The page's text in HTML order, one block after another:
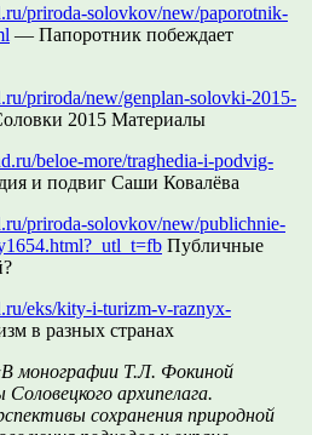
priroda-solovkov/new/paporotnik-
— Папоротник побеждает
priroda/new/genplan-solovki-2015-
2015 Материалы
beloe-more/traghedia-i-podvig-
и подвиг Саши Ковалёва
priroda-solovkov/new/publichnie-
Публичные
eks/kity-i-turizm-v-raznyx-
в разных странах
В монографии Т.Л. Фокиной
архипелага.
сохранения природной